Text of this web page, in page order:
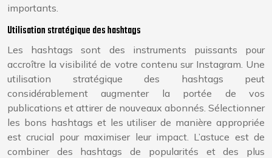
importants.
Utilisation stratégique des hashtags
Les hashtags sont des instruments puissants pour
accroître la visibilité de votre contenu sur Instagram. Une
utilisation stratégique des hashtags peut
considérablement augmenter la portée de vos
publications et attirer de nouveaux abonnés. Sélectionner
les bons hashtags et les utiliser de manière appropriée
est crucial pour maximiser leur impact. L’astuce est de
combiner des hashtags de popularités et des plus